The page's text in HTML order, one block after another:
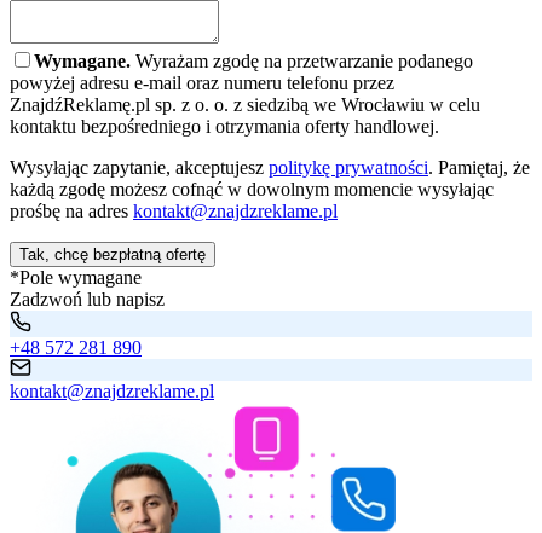
Wymagane. Wyrażam zgodę na przetwarzanie podanego
powyżej adresu e-mail oraz numeru telefonu przez
ZnajdźReklamę.pl sp. z o. o. z siedzibą we Wrocławiu w celu
kontaktu bezpośredniego i otrzymania oferty handlowej.
Wysyłając zapytanie, akceptujesz politykę prywatności. Pamiętaj, że
każdą zgodę możesz cofnąć w dowolnym momencie wysyłając
prośbę na adres kontakt@znajdzreklame.pl
Tak, chcę bezpłatną ofertę
*Pole wymagane
Zadzwoń lub napisz
+48 572 281 890
kontakt@znajdzreklame.pl